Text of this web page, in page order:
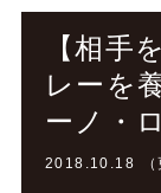
【相手
レーを
ーノ・
2018.10.18 （